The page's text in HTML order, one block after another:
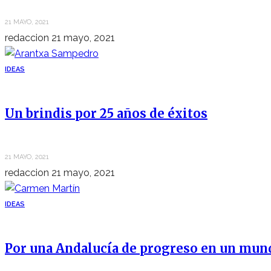
21 MAYO, 2021
redaccion 21 mayo, 2021
IDEAS
Un brindis por 25 años de éxitos
21 MAYO, 2021
redaccion 21 mayo, 2021
IDEAS
Por una Andalucía de progreso en un